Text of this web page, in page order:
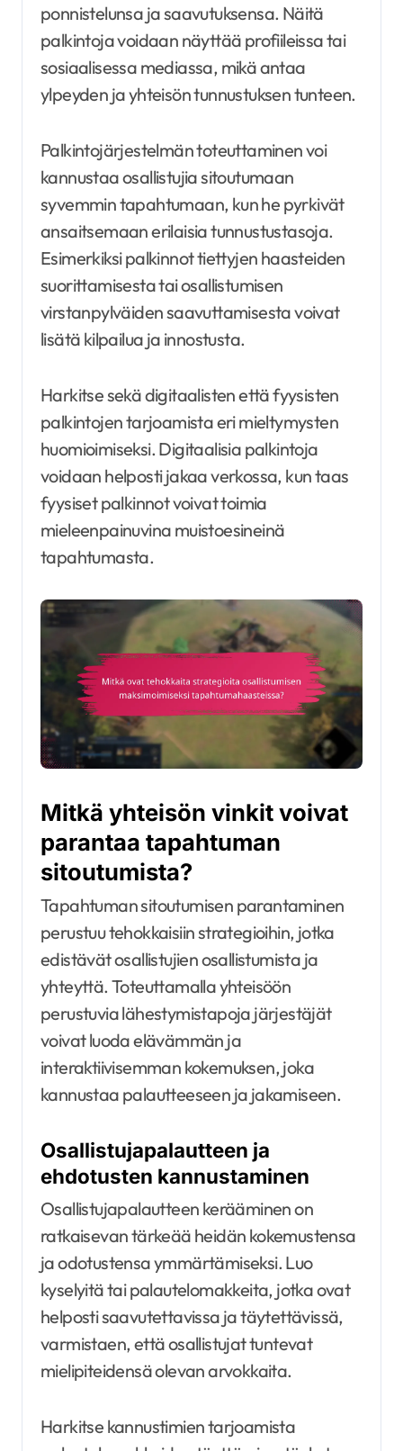
ponnistelunsa ja saavutuksensa. Näitä
palkintoja voidaan näyttää profiileissa tai
sosiaalisessa mediassa, mikä antaa
ylpeyden ja yhteisön tunnustuksen tunteen.
Palkintojärjestelmän toteuttaminen voi
kannustaa osallistujia sitoutumaan
syvemmin tapahtumaan, kun he pyrkivät
ansaitsemaan erilaisia tunnustustasoja.
Esimerkiksi palkinnot tiettyjen haasteiden
suorittamisesta tai osallistumisen
virstanpylväiden saavuttamisesta voivat
lisätä kilpailua ja innostusta.
Harkitse sekä digitaalisten että fyysisten
palkintojen tarjoamista eri mieltymysten
huomioimiseksi. Digitaalisia palkintoja
voidaan helposti jakaa verkossa, kun taas
fyysiset palkinnot voivat toimia
mieleenpainuvina muistoesineinä
tapahtumasta.
Mitkä yhteisön vinkit voivat
parantaa tapahtuman
sitoutumista?
Tapahtuman sitoutumisen parantaminen
perustuu tehokkaisiin strategioihin, jotka
edistävät osallistujien osallistumista ja
yhteyttä. Toteuttamalla yhteisöön
perustuvia lähestymistapoja järjestäjät
voivat luoda elävämmän ja
interaktiivisemman kokemuksen, joka
kannustaa palautteeseen ja jakamiseen.
Osallistujapalautteen ja
ehdotusten kannustaminen
Osallistujapalautteen kerääminen on
ratkaisevan tärkeää heidän kokemustensa
ja odotustensa ymmärtämiseksi. Luo
kyselyitä tai palautelomakkeita, jotka ovat
helposti saavutettavissa ja täytettävissä,
varmistaen, että osallistujat tuntevat
mielipiteidensä olevan arvokkaita.
Harkitse kannustimien tarjoamista